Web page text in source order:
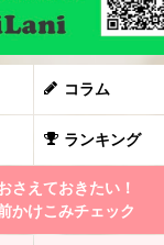
コラム
ランキング
さえておきたい！
かけこみチェック